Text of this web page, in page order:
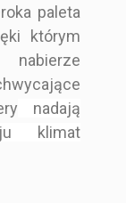
paleta
którym
nadają
klimat
Zawieszka
na alkohol
okrągła -
zestaw z
malowanymi